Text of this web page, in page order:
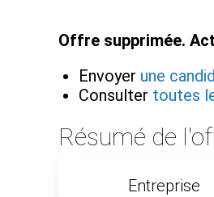
Offre supprimée.
Envoyer une
Consulter toutes
Résumé de
Entreprise